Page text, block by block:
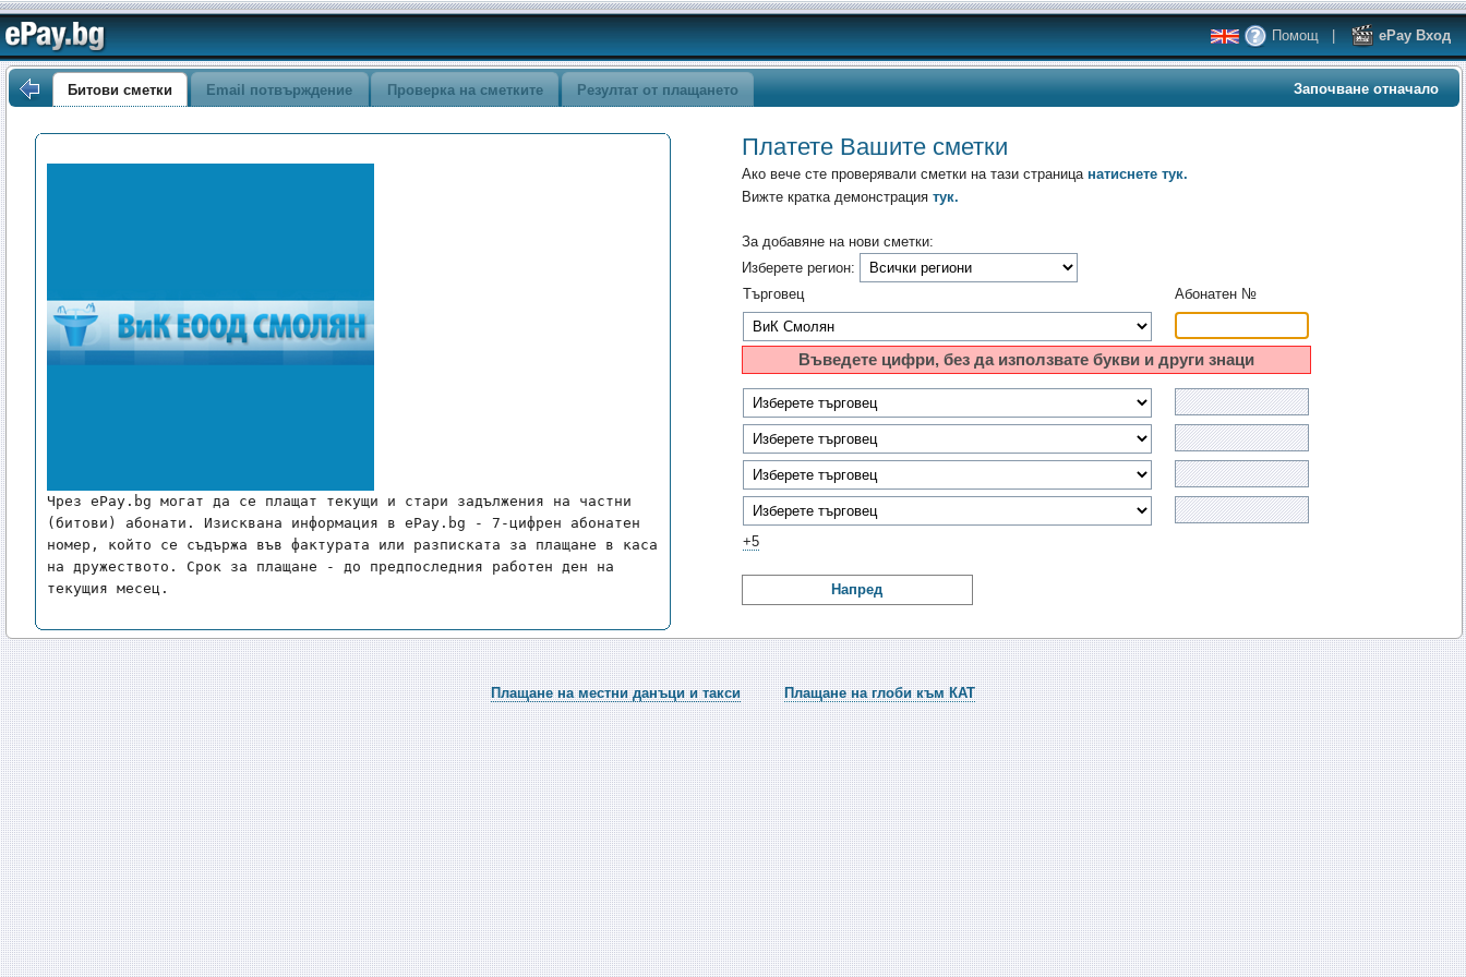
Помощ | ePay Вход
Битови сметки Email потвърждение Проверка на сметките Резултат от плащането Започване отначало
Платете Вашите сметки
Ако вече сте проверявали сметки на тази страница натиснете тук.
Вижте кратка демонстрация тук.
За добавяне на нови сметки:
Изберете регион:
Търговец
Абонатен №
Въведете цифри, без да използвате букви и други знаци
+5
Напред
Чрез ePay.bg могат да се плащат текущи и стари задължения на частни
(битови) абонати. Изисквана информация в ePay.bg - 7-цифрен абонатен
номер, който се съдържа във фактурата или разписката за плащане в каса
на дружеството. Срок за плащане - до предпоследния работен ден на
текущия месец.
Плащане на местни данъци и такси Плащане на глоби към КАТ